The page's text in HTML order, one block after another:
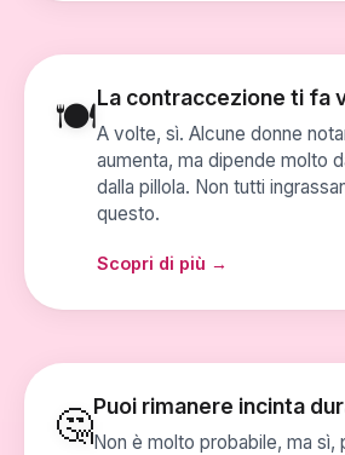
🍽️La contraccezione ti fa
A volte, sì. Alcune donne
aumenta, ma dipende molto
dalla pillola. Non tutti
questo.
Scopri di più →
🤔Puoi rimanere incinta
Non è molto probabile, ma sì,